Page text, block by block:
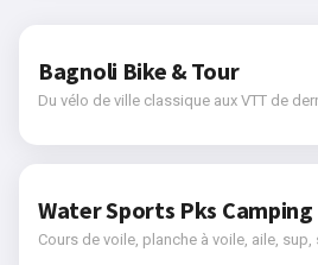
Bagnoli Bike & Tour
Du vélo de ville classique aux VTT de
Water Sports Pks Camping
Cours de voile, planche à voile, aile,